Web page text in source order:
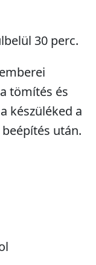
30 perc.
tömítés és
készüléked a
után.